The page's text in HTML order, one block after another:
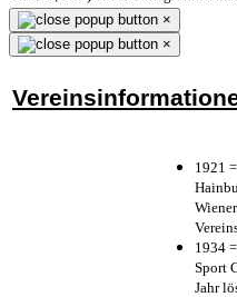
×
×
1921
1934
Sport
Jahr